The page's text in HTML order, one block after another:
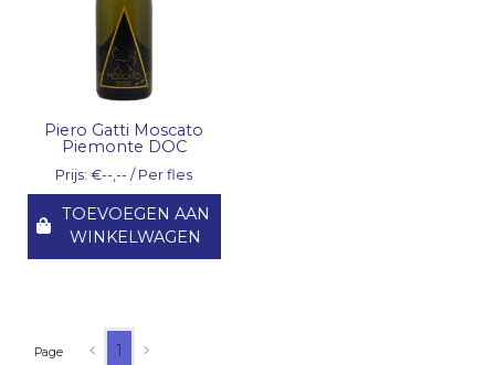
Piero Gatti Moscato
Piemonte DOC
Prijs: €--,-- / Per fles
TOEVOEGEN AAN
WINKELWAGEN
Page 1